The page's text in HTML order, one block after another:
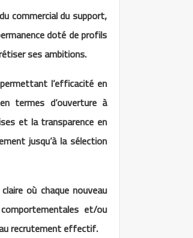
commercial du support,
doté de profils
ses ambitions.
l’efficacité en
termes d’ouverture à
et la transparence en
jusqu’à la sélection
où chaque nouveau
et/ou
recrutement effectif.